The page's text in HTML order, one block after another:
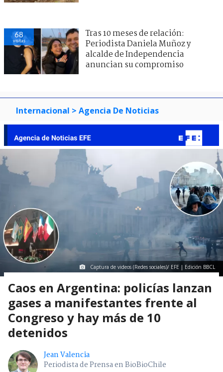
68
visitas
Tras 10 meses de relación:
Periodista Daniela Muñoz y
alcalde de Independencia
anuncian su compromiso
Internacional > Agencia De Noticias
Captura de videos (Redes sociales)/ EFE | Edición BBCL
Caos en Argentina: policías lanzan
gases a manifestantes frente al
Congreso y hay más de 10
detenidos
Jean Valencia
Periodista de Prensa en BioBioChile